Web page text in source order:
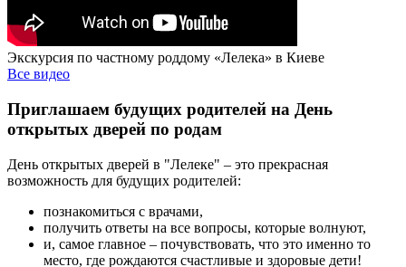
Экскурсия по частному роддому «Лелека» в Киеве
Все видео
Приглашаем будущих родителей на День
открытых дверей по родам
День открытых дверей в "Лелеке" – это прекрасная
возможность для будущих родителей:
познакомиться с врачами,
получить ответы на все вопросы, которые волнуют,
и, самое главное – почувствовать, что это именно то
место, где рождаются счастливые и здоровые дети!